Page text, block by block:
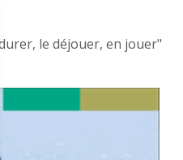
le déjouer, en jouer"